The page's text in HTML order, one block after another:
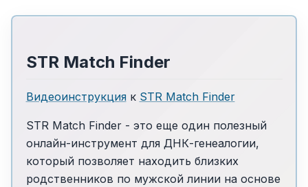
STR Match Finder
Видеоинструкцияк STR Match Finder
STR Match Finder - это еще один полезный
онлайн-инструмент для ДНК-генеалогии,
который позволяет находить близких
родственников по мужской линии на основе